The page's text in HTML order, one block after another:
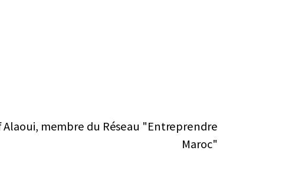
membre du Réseau "Entreprendre
Maroc"